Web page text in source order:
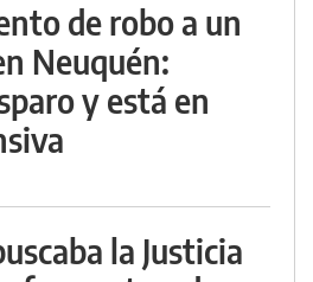
de robo a un
Neuquén:
y está en
la Justicia